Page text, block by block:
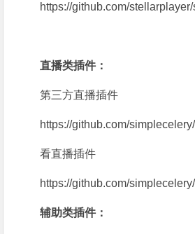
https://github.com/
直播类插件：
第三方直播插件
https://github.com/
看直播插件
https://github.com/
辅助类插件：